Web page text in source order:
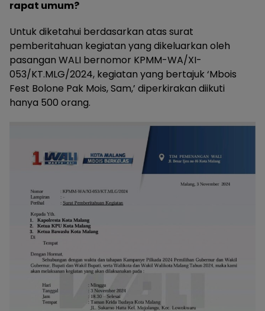
rapat umum?
Untuk diketahui berdasarkan atas surat
pemberitahuan kegiatan yang dikeluarkan oleh
pasangan WALI bernomor KPMM-WA/XI-
053/KT.MLG/2024, kegiatan yang bertajuk ‘Mbois
Fest Bolone Pak Mois, Sam,’ diperkirakan diikuti
hanya 500 orang.